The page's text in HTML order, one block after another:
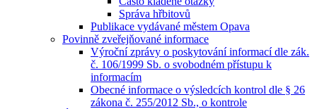
Správa hřbitovů
Publikace vydávané městem Opava
Povinně zveřejňované informace
Výroční zprávy o poskytování informací dle zák.
č. 106/1999 Sb. o svobodném přístupu k
informacím
Obecné informace o výsledcích kontrol dle § 26
zákona č. 255/2012 Sb., o kontrole